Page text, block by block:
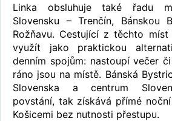
Linka obsluhuje také řadu
Slovensku – Trenčín, Bánskou
Rožňavu. Cestující z těchto
využít jako praktickou
denním spojům: nastoupí večer
ráno jsou na místě. Bánská
Slovenska a centrum
povstání, tak získává přímé
Košicemi bez nutnosti přestupu.